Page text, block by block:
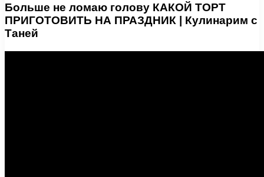
Больше не ломаю голову КАКОЙ ТОРТ
ПРИГОТОВИТЬ НА ПРАЗДНИК | Кулинарим с
Таней